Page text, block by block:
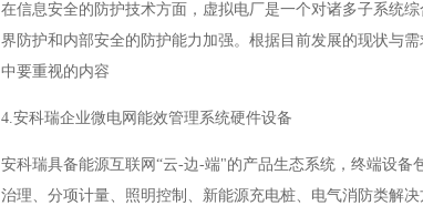
在信息安全的防护技术方面，虚拟电厂是一个对诸多子系统
界防护和内部安全的防护能力加强。根据目前发展的现状与
中要重视的内容
4.安科瑞企业微电网能效管理系统硬件设备
安科瑞具备能源互联网“云-边-端"的产品生态系统，终端设
治理、分项计量、照明控制、新能源充电桩、电气消防类解